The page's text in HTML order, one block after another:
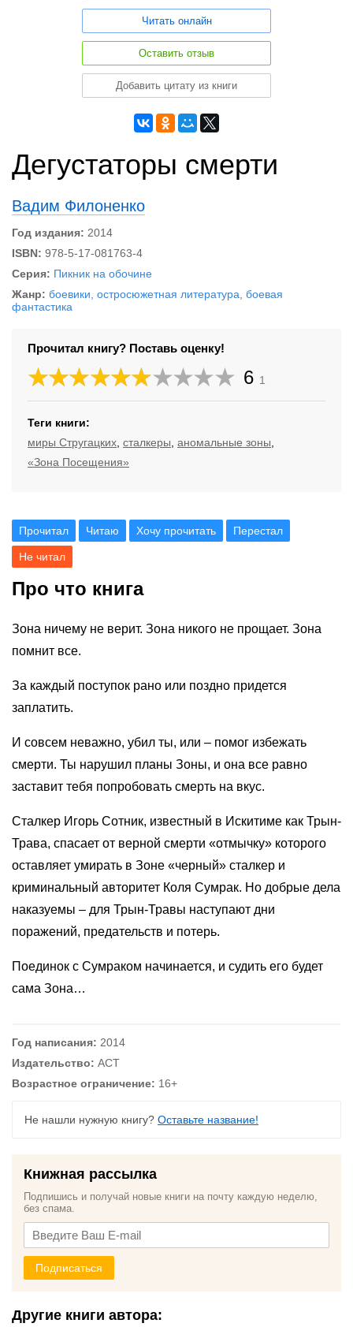
Читать онлайн
Оставить отзыв
Добавить цитату из книги
Дегустаторы смерти
Вадим Филоненко
Год издания: 2014
ISBN: 978-5-17-081763-4
Серия: Пикник на обочине
Жанр: боевики, остросюжетная литература боевая
фантастика
Прочитал книгу? Поставь оценку!
6 1
Теги книги:
миры Стругацких сталкеры аномальные зоны
«Зона Посещения»
Прочитал Читаю Хочу прочитать Перестал
Не читал
Про что книга
Зона ничему не верит. Зона никого не прощает. Зона
помнит все.
За каждый поступок рано или поздно придется
заплатить.
И совсем неважно, убил ты, или – помог избежать
смерти. Ты нарушил планы Зоны, и она все равно
заставит тебя попробовать смерть на вкус.
Сталкер Игорь Сотник, известный в Искитиме как Трын-
Трава, спасает от верной смерти «отмычку» которого
оставляет умирать в Зоне «черный» сталкер и
криминальный авторитет Коля Сумрак. Но добрые дела
наказуемы – для Трын-Травы наступают дни
поражений, предательств и потерь.
Поединок с Сумраком начинается, и судить его будет
сама Зона…
Год написания: 2014
Издательство: АСТ
Возрастное ограничение: 16+
Не нашли нужную книгу? Оставьте название!
Книжная рассылка
Подпишись и получай новые книги на почту каждую неделю,
без спама.
Подписаться
Другие книги автора: